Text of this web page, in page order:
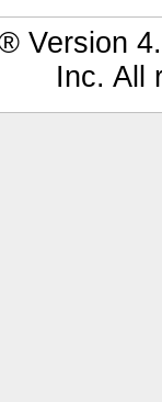
Version
Inc. All